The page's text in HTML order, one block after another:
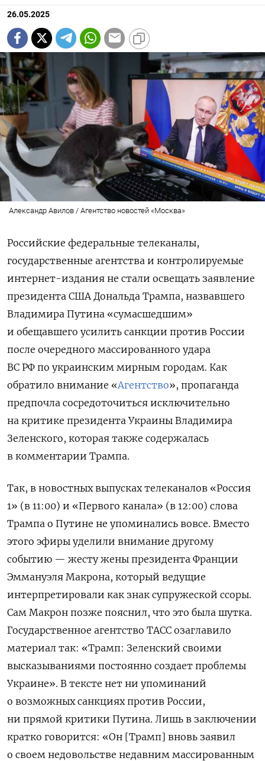
26.05.2025
Александр Авилов / Агентство новостей «Москва»
Российские федеральные телеканалы,
государственные агентства и контролируемые
интернет-издания не стали освещать заявление
президента США Дональда Трампа, назвавшего
Владимира Путина «сумасшедшим»
и обещавшего усилить санкции против России
после очередного массированного удара
ВС РФ по украинским мирным городам. Как
обратило внимание «Агентство», пропаганда
предпочла сосредоточиться исключительно
на критике президента Украины Владимира
Зеленского, которая также содержалась
в комментарии Трампа.
Так, в новостных выпусках телеканалов «Россия
1» (в 11:00) и «Первого канала» (в 12:00) слова
Трампа о Путине не упоминались вовсе. Вместо
этого эфиры уделили внимание другому
событию — жесту жены президента Франции
Эммануэля Макрона, который ведущие
интерпретировали как знак супружеской ссоры.
Сам Макрон позже пояснил, что это была шутка.
Государственное агентство ТАСС озаглавило
материал так: «Трамп: Зеленский своими
высказываниями постоянно создает проблемы
Украине». В тексте нет ни упоминаний
о возможных санкциях против России,
ни прямой критики Путина. Лишь в заключении
кратко говорится: «Он [Трамп] вновь заявил
о своем недовольстве недавним массированным